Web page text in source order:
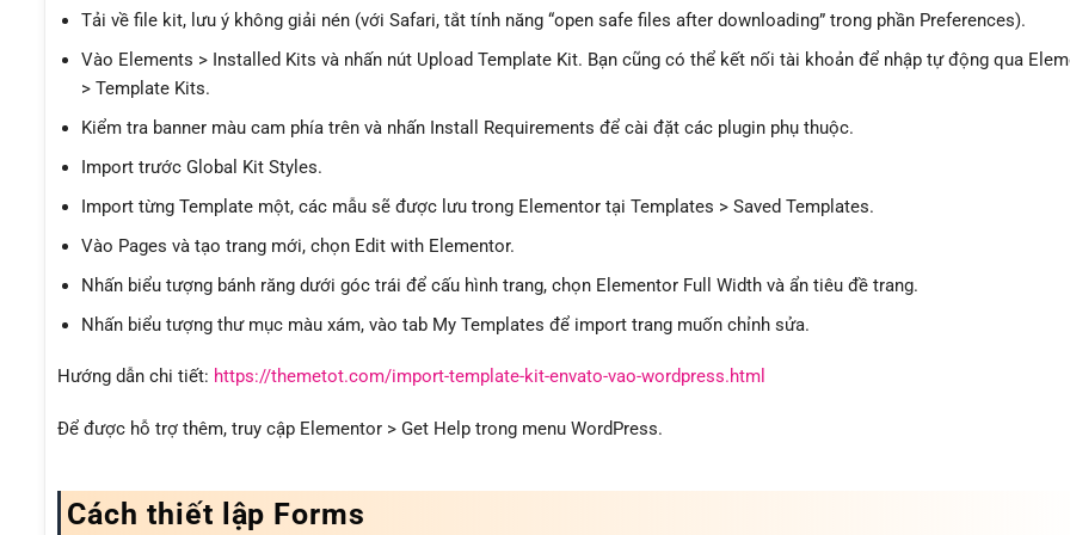
Tải về file kit, lưu ý không giải nén (với Safari, tắt tính năng “open safe files after downloading” trong phần Preferences).
Vào Elements > Installed Kits và nhấn nút Upload Template Kit. Bạn cũng có thể kết nối tài khoản để nhập tự động qua
> Template Kits.
Kiểm tra banner màu cam phía trên và nhấn Install Requirements để cài đặt các plugin phụ thuộc.
Import trước Global Kit Styles.
Import từng Template một, các mẫu sẽ được lưu trong Elementor tại Templates > Saved Templates.
Vào Pages và tạo trang mới, chọn Edit with Elementor.
Nhấn biểu tượng bánh răng dưới góc trái để cấu hình trang, chọn Elementor Full Width và ẩn tiêu đề trang.
Nhấn biểu tượng thư mục màu xám, vào tab My Templates để import trang muốn chỉnh sửa.
Hướng dẫn chi tiết: https://themetot.com/import-template-kit-envato-vao-wordpress.html
Để được hỗ trợ thêm, truy cập Elementor > Get Help trong menu WordPress.
Cách thiết lập Forms